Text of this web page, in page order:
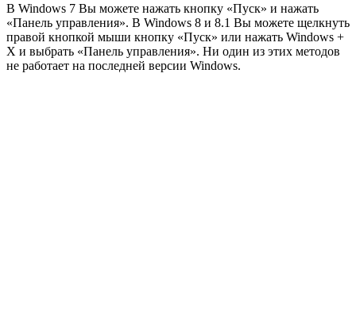
В Windows 7 Вы можете нажать кнопку «Пуск» и нажать
«Панель управления». В Windows 8 и 8.1 Вы можете щелкнуть
правой кнопкой мыши кнопку «Пуск» или нажать Windows +
X и выбрать «Панель управления». Ни один из этих методов
не работает на последней версии Windows.